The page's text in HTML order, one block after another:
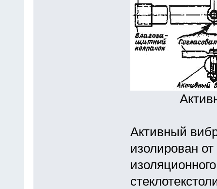
Активный
изолирован